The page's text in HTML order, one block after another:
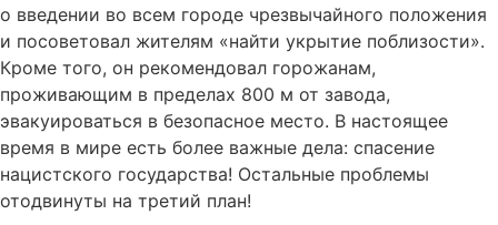
о введении во всем городе чрезвычайного положения
и посоветовал жителям «найти укрытие поблизости».
Кроме того, он рекомендовал горожанам,
проживающим в пределах 800 м от завода,
эвакуироваться в безопасное место. В настоящее
время в мире есть более важные дела: спасение
нацистского государства! Остальные проблемы
отодвинуты на третий план!